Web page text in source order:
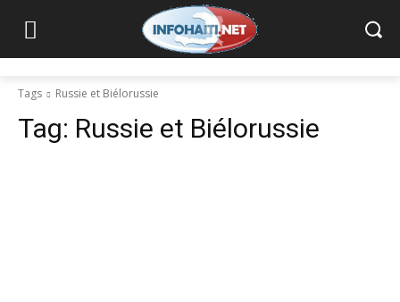
Tags Russie et Biélorussie
Tag: Russie et Biélorussie